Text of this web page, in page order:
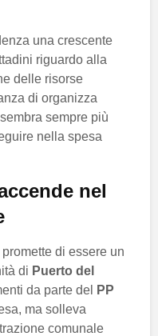
una crescente
riguardo alla
delle risorse
di organizza
sempre più
nella spesa
nel
di essere un
di Puerto del
da parte del
PP
ma solleva
comunale